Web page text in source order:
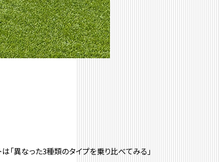
「異なった3種類のタイプを乗り比べてみる」